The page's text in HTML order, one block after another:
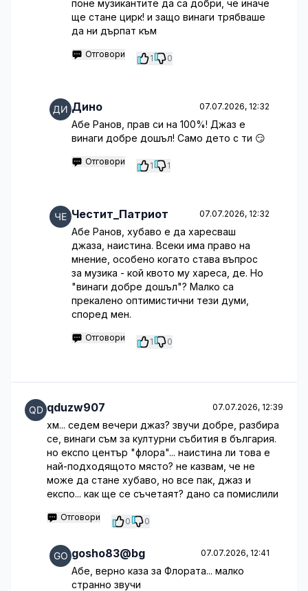
поне музикантите да са добри, че иначе
ще стане цирк! и защо винаги трябваше
да ни дърпат към
Отговори 1 0
Дино 07.07.2026, 12:32
Абе Ранов, прав си на 100%! Джаз е
винаги добре дошъл! Само дето с ти 😏
Отговори 1 1
Честит_Патриот 07.07.2026, 12:32
Абе Ранов, хубаво е да харесваш
джаза, наистина. Всеки има право на
мнение, особено когато става въпрос
за музика - кой квото му хареса, де. Но
"винаги добре дошъл"? Малко са
прекалено оптимистични тези думи,
според мен.
Отговори 1 0
qduzw907 07.07.2026, 12:39
хм... седем вечери джаз? звучи добре, разбира
се, винаги съм за културни събития в българия.
но експо център "флора"... наистина ли това е
най-подходящото място? не казвам, че не
може да стане хубаво, но все пак, джаз и
експо... как ще се съчетаят? дано са помислили
Отговори 0 0
gosho83@bg 07.07.2026, 12:41
Абе, верно каза за Флората... малко
странно звучи